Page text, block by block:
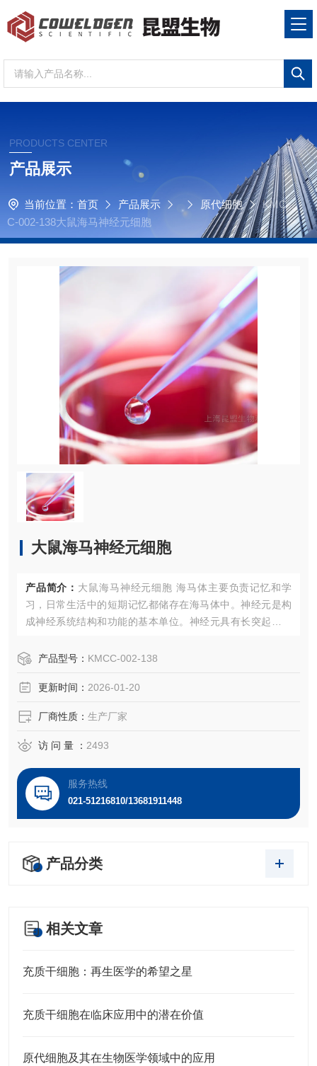
PRODUCTS CENTER
产品展示
当前位置： 首页 产品展示 原代细胞
KMC
C-002-138大鼠海马神经元细胞
大鼠海马神经元细胞
产品简介： 大鼠海马神经元细胞 海马体主要负责记忆和学
习，日常生活中的短期记忆都储存在海马体中。神经元是构
成神经系统结构和功能的基本单位。神经元具有长突起，由
产品型号： KMCC-002-138
更新时间： 2026-01-20
厂商性质： 生产厂家
访 问 量 ： 2493
服务热线
021-51216810/13681911448
产品分类
相关文章
充质干细胞：再生医学的希望之星
充质干细胞在临床应用中的潜在价值
原代细胞及其在生物医学领域中的应用